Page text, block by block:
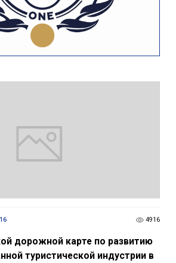
4916
дорожной карте по развитию
туристической индустрии в